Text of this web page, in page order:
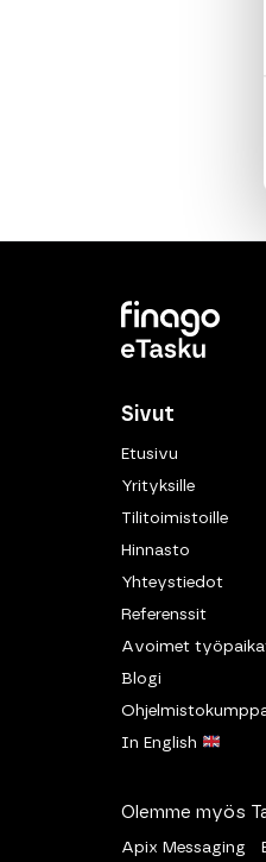
Sivut
Etusivu
Yrityksille
Tilitoimistoille
Hinnasto
Yhteystiedot
Referenssit
Avoimet
Blogi
In English
Olemme myös
Apix Messaging